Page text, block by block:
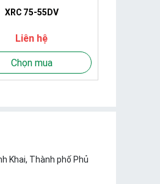
XRC 75-55DV
Liên hệ
Chọn mua
Khai, Thành phố Phủ